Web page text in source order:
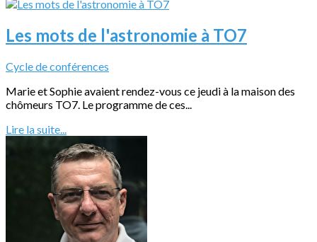
Les mots de l'astronomie à TO7
Cycle de conférences
Marie et Sophie avaient rendez-vous ce jeudi à la maison des
chômeurs TO7. Le programme de ces...
Lire la suite...